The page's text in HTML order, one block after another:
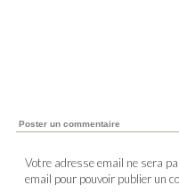
Poster un commentaire
Votre adresse email ne sera
email pour pouvoir publier un